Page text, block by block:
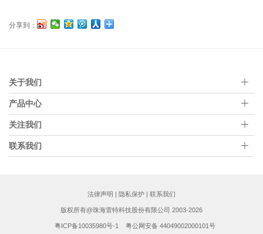
分享到：
关于我们
产品中心
关注我们
联系我们
法律声明 | 隐私保护 | 联系我们
版权所有@珠海雷特科技股份有限公司 2003-2026
粤ICP备10035980号-1 粤公网安备 44049002000101号